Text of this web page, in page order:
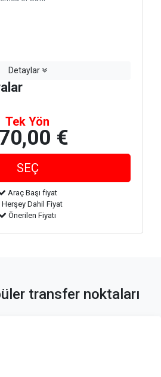
Detaylar
Tek Yön
€
Araç Başı fiyat
Herşey Dahil Fiyat
Önerilen Fiyatı
transfer noktaları